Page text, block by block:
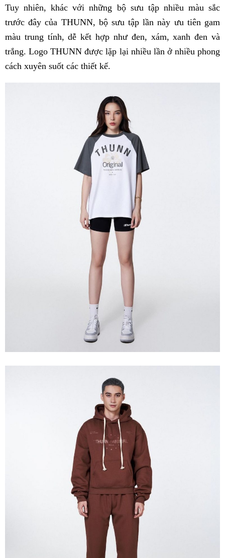
Tuy nhiên, khác với những bộ sưu tập nhiều màu sắc
trước đây của THUNN, bộ sưu tập lần này ưu tiên gam
màu trung tính, dễ kết hợp như đen, xám, xanh đen và
trắng. Logo THUNN được lặp lại nhiều lần ở nhiều phong
cách xuyên suốt các thiết kế.